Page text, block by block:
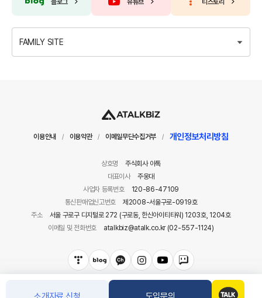
블로그 유튜브 티스토리
FAMILY SITE
이용안내 / 이용약관 / 이메일무단수집거부 / 개인정보처리방침
상호명
주식회사 아톡
대표이사
주웅대
사업자 등록번호
120-86-47109
통신판매업신고번호
제2008-서울구로-0919호
주소
서울 구로구 디지털로 272 (구로동, 한신아이티타워) 1203호, 1204호
이메일 및 전화번호
atalkbiz@atalk.co.kr (02-557-1124)